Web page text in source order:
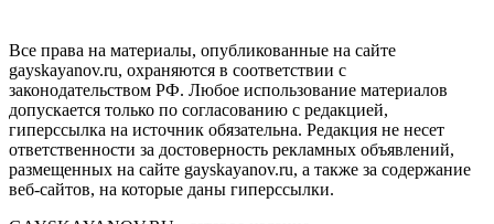
Все права на материалы, опубликованные на сайте
gayskayanov.ru, охраняются в соответствии с
законодательством РФ. Любое использование материалов
допускается только по согласованию с редакцией,
гиперссылка на источник обязательна. Редакция не несет
ответственности за достоверность рекламных объявлений,
размещенных на сайте gayskayanov.ru, а также за содержание
веб-сайтов, на которые даны гиперссылки.